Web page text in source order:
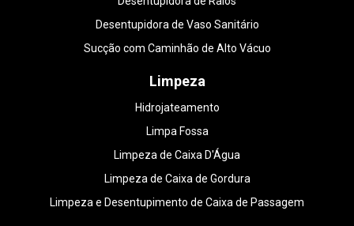
Desentupidora de Vaso Sanitário
Sucção com Caminhão de Alto Vácuo
Limpeza
Hidrojateamento
Limpa Fossa
Limpeza de Caixa D'Água
Limpeza de Caixa de Gordura
Limpeza e Desentupimento de Caixa de Passagem